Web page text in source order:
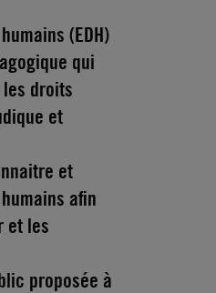
(EDH)
qui
les droits
et
et
afin
et les
proposée à